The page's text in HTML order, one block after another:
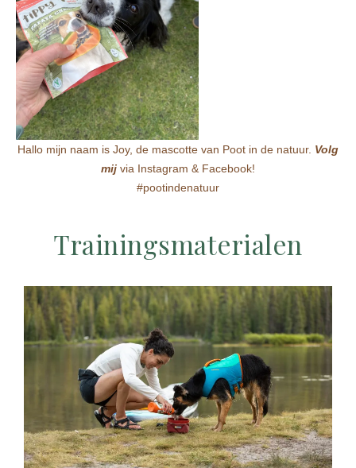
Hallo mijn naam is Joy, de mascotte van Poot in de natuur. Volg
mij via Instagram & Facebook!
#pootindenatuur
Trainingsmaterialen